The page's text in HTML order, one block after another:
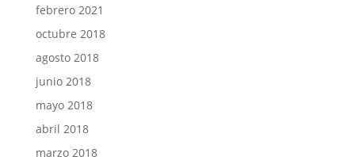
febrero 2021
octubre 2018
agosto 2018
junio 2018
mayo 2018
abril 2018
marzo 2018